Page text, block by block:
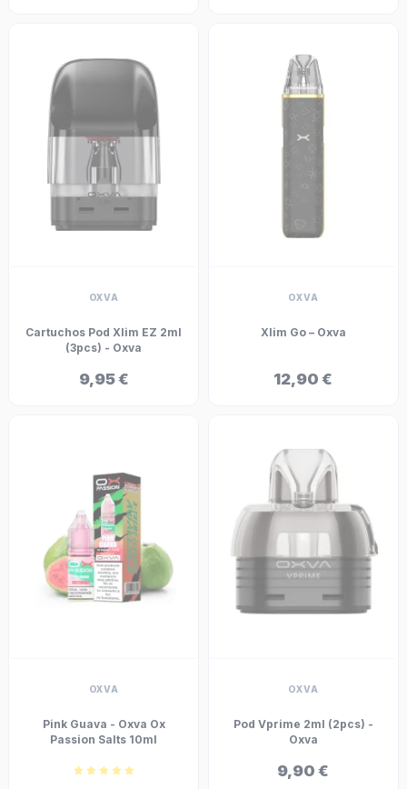
OXVA
Cartuchos Pod Xlim EZ 2ml
(3pcs) - Oxva
9,95 €
OXVA
Xlim Go – Oxva
12,90 €
OXVA
Pink Guava - Oxva Ox
Passion Salts 10ml
OXVA
Pod Vprime 2ml (2pcs) -
Oxva
9,90 €